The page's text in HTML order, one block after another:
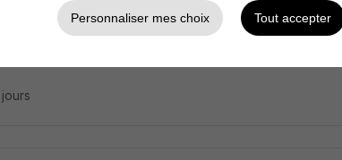
Personnaliser mes choix Tout accepter